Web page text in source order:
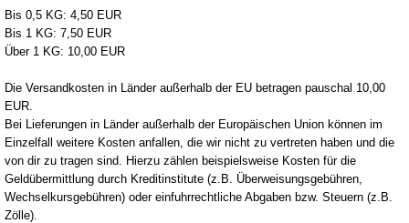
Bis 0,5 KG: 4,50 EUR
Bis 1 KG: 7,50 EUR
Über 1 KG: 10,00 EUR
Die Versandkosten in Länder außerhalb der EU betragen pauschal 10,00
EUR.
Bei Lieferungen in Länder außerhalb der Europäischen Union können im
Einzelfall weitere Kosten anfallen, die wir nicht zu vertreten haben und die
von dir zu tragen sind. Hierzu zählen beispielsweise Kosten für die
Geldübermittlung durch Kreditinstitute (z.B. Überweisungsgebühren,
Wechselkursgebühren) oder einfuhrrechtliche Abgaben bzw. Steuern (z.B.
Zölle).